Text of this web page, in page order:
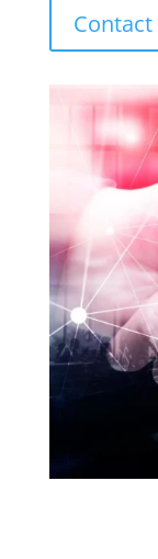
Contact